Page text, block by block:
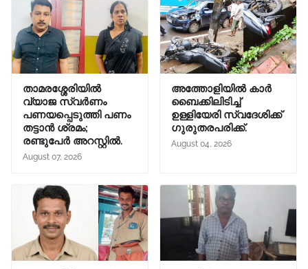
താമരശ്ശേരിയിൽ
വ്യാജ സ്വർണം
പണയപ്പെടുത്തി പണം
തട്ടാൻ ശ്രമം;
രണ്ടുപേർ അറസ്റ്റിൽ.
August 07, 2026
അത്തോളിയിൽ കാർ
ബൈക്കിലിടിച്ച്
ഉള്ളിയേരി സ്വദേശിക്ക്
ഗുരുതരപരിക്ക്.
August 04, 2026